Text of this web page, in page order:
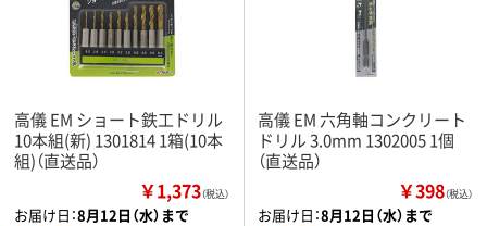
高儀 EM ショート鉄工ドリル
10本組(新) 1301814 1箱(10本
組)（直送品）
￥1,373（税込）
お届け日：8月12日（水）まで
高儀 EM 六角軸コンクリート
ドリル 3.0mm 1302005 1個
（直送品）
￥398（税込）
お届け日：8月12日（水）まで